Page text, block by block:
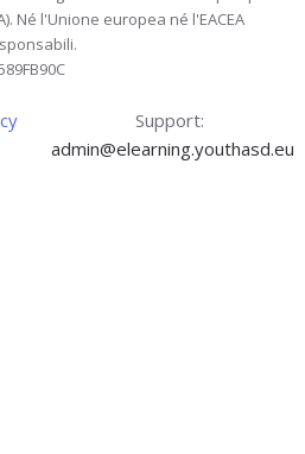
Né l'Unione europea né l'EACEA
Support:
admin@elearning.youthasd.eu